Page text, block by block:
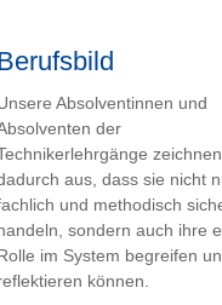
Absolventinnen und
der
aus, dass sie nicht
und methodisch
sondern auch ihre
im System begreifen
können.